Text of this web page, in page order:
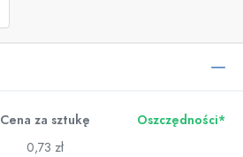
Cena za sztukę
Oszczędności*
0,73 zł